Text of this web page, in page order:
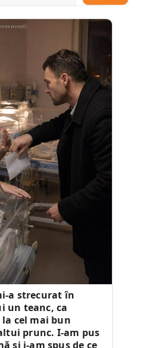
a strecurat în
un teanc, ca
cel mai bun
prunc. I-am pus
și i-am spus de ce